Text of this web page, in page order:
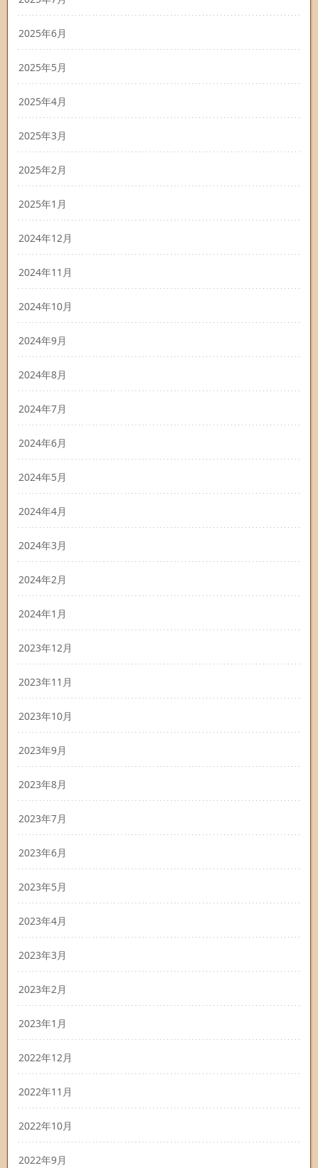
2025年6月
2025年5月
2025年4月
2025年3月
2025年2月
2025年1月
2024年12月
2024年11月
2024年10月
2024年9月
2024年8月
2024年7月
2024年6月
2024年5月
2024年4月
2024年3月
2024年2月
2024年1月
2023年12月
2023年11月
2023年10月
2023年9月
2023年8月
2023年7月
2023年6月
2023年5月
2023年4月
2023年3月
2023年2月
2023年1月
2022年12月
2022年11月
2022年10月
2022年9月